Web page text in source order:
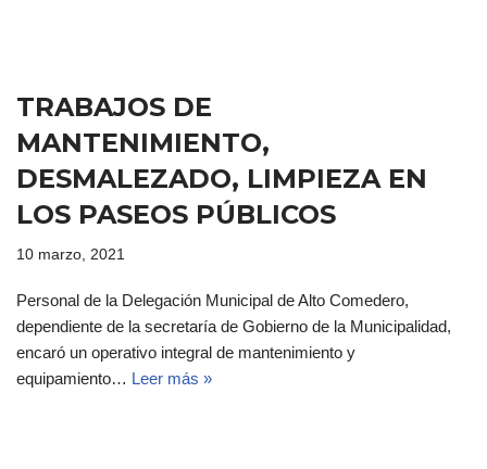
TRABAJOS DE
MANTENIMIENTO,
DESMALEZADO, LIMPIEZA EN
LOS PASEOS PÚBLICOS
10 marzo, 2021
Personal de la Delegación Municipal de Alto Comedero,
dependiente de la secretaría de Gobierno de la Municipalidad,
encaró un operativo integral de mantenimiento y
equipamiento… Leer más »